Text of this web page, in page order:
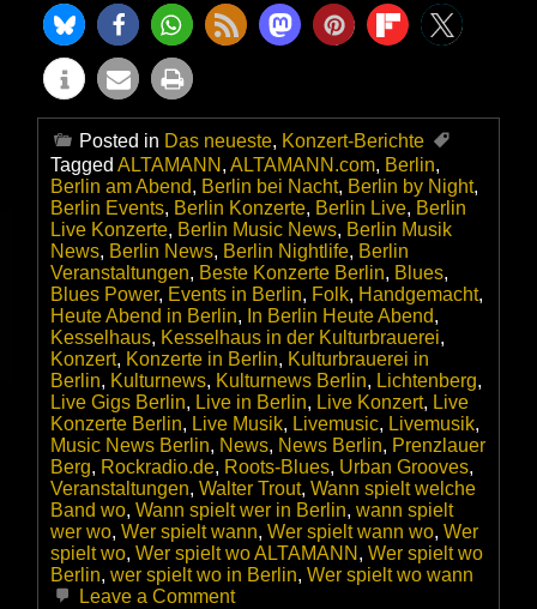
Posted in Das neueste, Konzert-Berichte
Tagged ALTAMANN , ALTAMANN.com, Berlin,
Berlin am Abend, Berlin bei Nacht, Berlin by Night,
Berlin Events, Berlin Konzerte, Berlin Live, Berlin
Live Konzerte, Berlin Music News, Berlin Musik
News, Berlin News, Berlin Nightlife, Berlin
Veranstaltungen, Beste Konzerte Berlin, Blues,
Blues Power, Events in Berlin, Folk, Handgemacht,
Heute Abend in Berlin, In Berlin Heute Abend,
Kesselhaus, Kesselhaus in der Kulturbrauerei,
Konzert, Konzerte in Berlin, Kulturbrauerei in
Berlin, Kulturnews, Kulturnews Berlin, Lichtenberg,
Live Gigs Berlin, Live in Berlin, Live Konzert, Live
Konzerte Berlin, Live Musik, Livemusic, Livemusik,
Music News Berlin, News, News Berlin, Prenzlauer
Berg, Rockradio.de, Roots-Blues, Urban Grooves,
Veranstaltungen, Walter Trout, Wann spielt welche
Band wo, Wann spielt wer in Berlin, wann spielt
wer wo, Wer spielt wann, Wer spielt wann wo, Wer
spielt wo, Wer spielt wo ALTAMANN , Wer spielt wo
Berlin, wer spielt wo in Berlin, Wer spielt wo wann
Leave a Commenton